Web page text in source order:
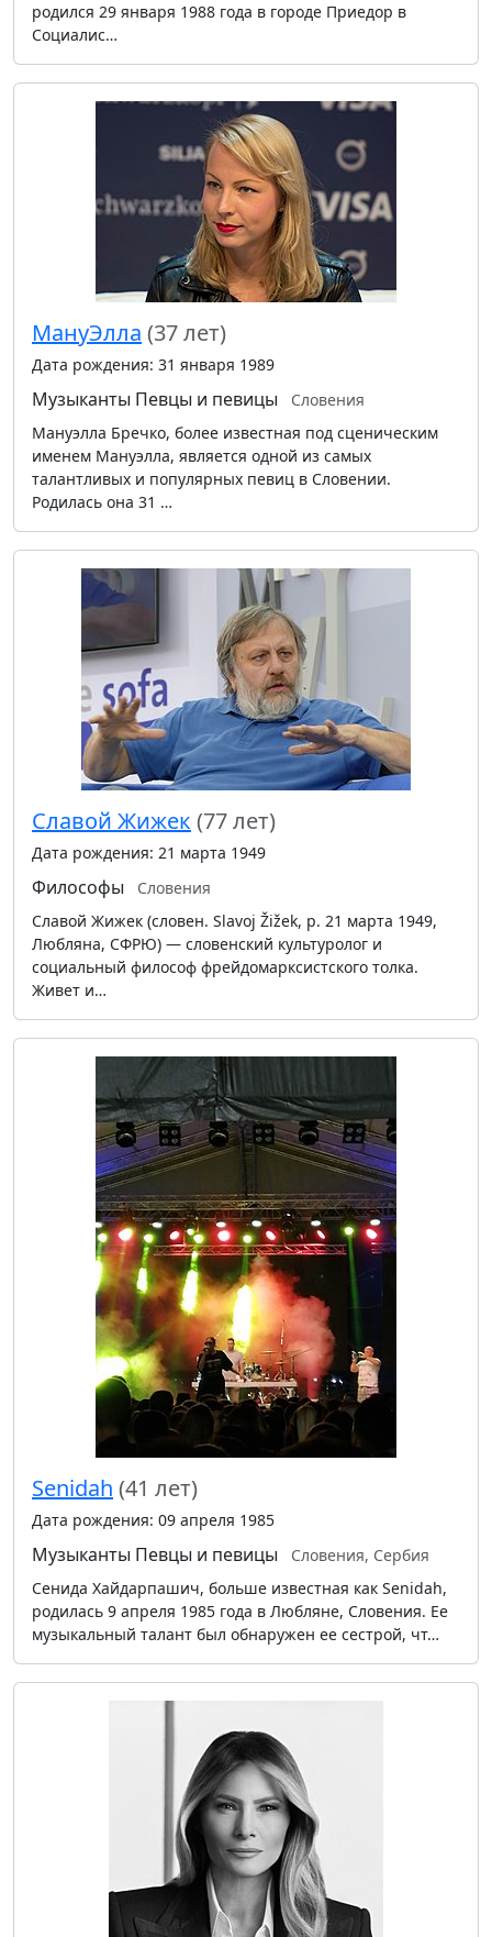
родился 29 января 1988 года в городе Приедор в
Социалис…
МануЭлла (37 лет)
Дата рождения: 31 января 1989
Музыканты Певцы и певицы
Словения
Мануэлла Бречко, более известная под сценическим
именем Мануэлла, является одной из самых
талантливых и популярных певиц в Словении.
Родилась она 31 …
Славой Жижек (77 лет)
Дата рождения: 21 марта 1949
Философы
Словения
Славой Жижек (словен. Slavoj Žižek, р. 21 марта 1949,
Любляна, СФРЮ) — словенский культуролог и
социальный философ фрейдомарксистского толка.
Живет и…
Senidah (41 лет)
Дата рождения: 09 апреля 1985
Музыканты Певцы и певицы
Словения, Сербия
Сенида Хайдарпашич, больше известная как Senidah,
родилась 9 апреля 1985 года в Любляне, Словения. Ее
музыкальный талант был обнаружен ее сестрой, чт…